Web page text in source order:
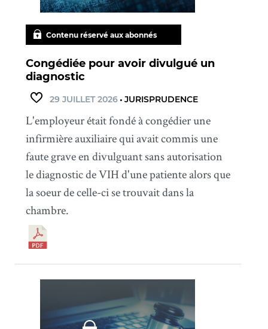
Contenu réservé aux abonnés
Congédiée pour avoir divulgué un
diagnostic
29 JUILLET 2026• JURISPRUDENCE
L'employeur était fondé à congédier une
infirmière auxiliaire qui avait commis une
faute grave en divulguant sans autorisation
le diagnostic de VIH d'une patiente alors que
la soeur de celle-ci se trouvait dans la
chambre.